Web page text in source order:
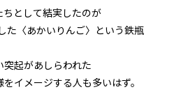
として結実したのが
た〈あかいりんご〉という鉄瓶
起があしらわれた
イメージする人も多いはず。